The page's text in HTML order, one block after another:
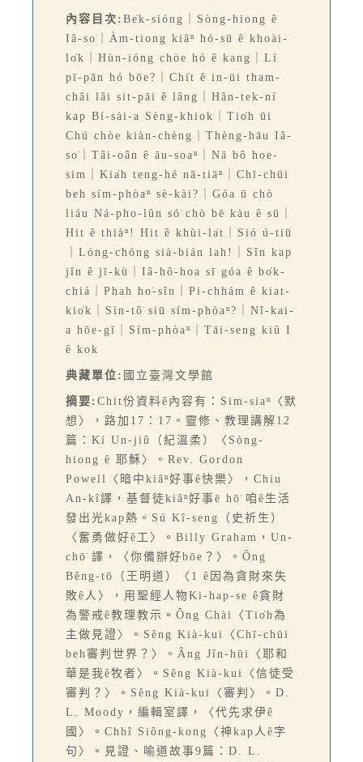
內容目次: Be̍k-sióng｜Sòng-hiong ê
Iâ-so͘｜Àm-tiong kiâⁿ hó-sū ê khoài-
lo̍k｜Hùn-ióng chòe hó ê kang｜Lí
pī-pān hó bōe?｜Chi̍t ê in-ūi tham-
châi lâi sit-pāi ê lâng｜Hân-tek-ní
kap Bí-sài-a Sèng-khiok｜Tio̍h ūi
Chú chòe kiàn-chèng｜Thèng-hāu Iâ-
so͘｜Tâi-oân ê āu-soaⁿ｜Nā bô hoe-
sim｜Kia̍h teng-hé nā-tiāⁿ｜Chī-chūi
beh sím-phòaⁿ sè-kài?｜Góa ū chò
liáu Ná-pho-lûn só͘ chò bē kàu ê sū｜
Hit ê thiàⁿ! Hit ê khùi-la̍t｜Sió ú-tiū
｜Lóng-chóng sià-bián lah!｜Sîn kap
jîn ê jī-kù｜Iâ-hô-hoa sī góa ê bo̍k-
chiá｜Phah ho͘-sîn｜Pi-chhám ê kiat-
kio̍k｜Sìn-tô͘ siū sím-phòaⁿ?｜Nî-kai-
a hōe-gī｜Sím-phòaⁿ｜Tāi-seng kiû I
ê kok
典藏單位: 國立臺灣文學館
摘要: Chit份資料ê內容有：Sim-siaⁿ〈默
想〉，路加17：17。靈修、教理講解12
篇：Kí Un-jiû（紀溫柔）〈Sòng-
hiong ê 耶穌〉。Rev. Gordon
Powell〈暗中kiâⁿ好事ê快樂〉，Chiu
An-kî譯，基督徒kiâⁿ好事ē hō͘ 咱ê生活
發出光kap熱。Sú Kî-seng（史祈生）
〈奮勇做好ê工〉。Billy Graham，Un-
chō͘ 譯，〈你備辦好bōe？〉。Ông
Bêng-tō（王明道）〈1 ê因為貪財來失
敗ê人〉，用聖經人物Ki-hap-se ê貪財
為警戒ê教理教示。Ông Chài〈Tio̍h為
主做見證〉。Sêng Kià-kui〈Chī-chūi
beh審判世界？〉。Âng Jîn-hūi〈耶和
華是我ê牧者〉。Sêng Kià-kui〈信徒受
審判？〉。Sêng Kià-kui〈審判〉。D.
L. Moody，編輯室譯，〈代先求伊ê
國〉。Chhî Siông-kong〈神kap人ê字
句〉。見證、喻道故事9篇：D. L.